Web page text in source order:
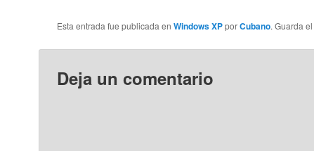
Esta entrada fue publicada en Windows XPporCubano. Guarda el
Deja un comentario